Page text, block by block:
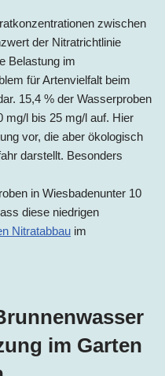
zwischen
der Nitratrichtlinie
Belastung im
für Artenvielfalt beim
15,4 % der Wasserproben
mg/l bis 25 mg/l auf. Hier
vor, die aber ökologisch
darstellt. Besonders
in Wiesbadenunter 10
diese niedrigen
Nitratabbau im
im Garten